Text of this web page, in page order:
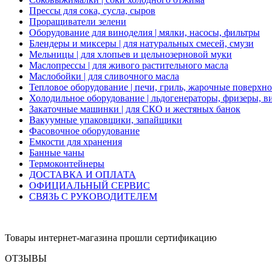
Прессы для сока, сусла, сыров
Проращиватели зелени
Оборудование для виноделия | мялки, насосы, фильтры
Блендеры и миксеры | для натуральных смесей, смузи
Мельницы | для хлопьев и цельнозерновой муки
Маслопрессы | для живого растительного масла
Маслобойки | для сливочного масла
Тепловое оборудование | печи, гриль, жарочные
Холодильное оборудование | льдогенераторы, фризеры,
Закаточные машинки | для СКО и жестяных банок
Вакуумные упаковщики, запайщики
Фасовочное оборудование
Емкости для хранения
Банные чаны
Термоконтейнеры
ДОСТАВКА И ОПЛАТА
ОФИЦИАЛЬНЫЙ СЕРВИС
СВЯЗЬ С РУКОВОДИТЕЛЕМ
Товары интернет-магазина прошли сертификацию
ОТЗЫВЫ